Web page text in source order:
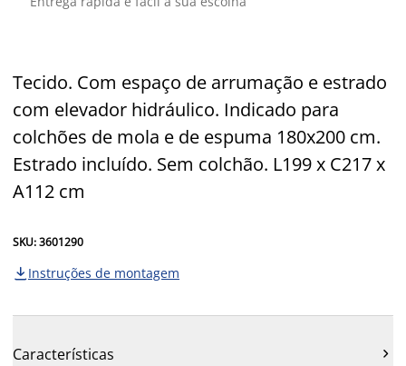
Tecido. Com espaço de arrumação e estrado
com elevador hidráulico. Indicado para
colchões de mola e de espuma 180x200 cm.
Estrado incluído. Sem colchão. L199 x C217 x
A112 cm
SKU: 3601290
 Instruções de montagem
Características 